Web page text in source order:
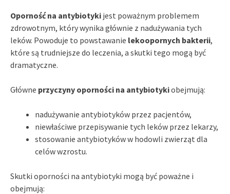
Oporność na antybiotyki jest poważnym problemem
zdrowotnym, który wynika głównie z nadużywania tych
leków. Powoduje to powstawanie lekoopornych bakterii,
które są trudniejsze do leczenia, a skutki tego mogą być
dramatyczne.
Główne przyczyny oporności na antybiotykiobejmują:
nadużywanie antybiotyków przez pacjentów,
niewłaściwe przepisywanie tych leków przez lekarzy,
stosowanie antybiotyków w hodowli zwierząt dla
celów wzrostu.
Skutki oporności na antybiotyki mogą być poważne i
obejmują: